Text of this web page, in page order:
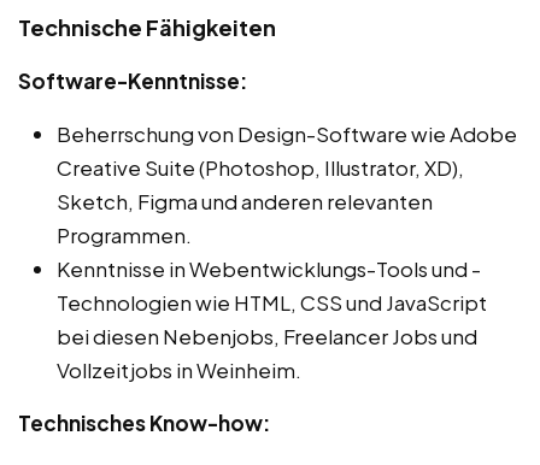
Technische Fähigkeiten
Software-Kenntnisse:
Beherrschung von Design-Software wie Adobe
Creative Suite (Photoshop, Illustrator, XD),
Sketch, Figma und anderen relevanten
Programmen.
Kenntnisse in Webentwicklungs-Tools und -
Technologien wie HTML, CSS und JavaScript
bei diesen Nebenjobs, Freelancer Jobs und
Vollzeitjobs in Weinheim.
Technisches Know-how: